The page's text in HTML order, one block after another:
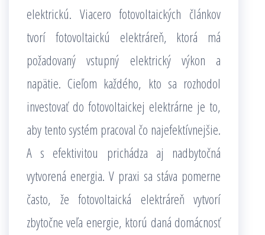
elektrickú. Viacero fotovoltaických článkov
tvorí fotovoltaickú elektráreň, ktorá má
požadovaný vstupný elektrický výkon a
napätie. Cieľom každého, kto sa rozhodol
investovať do fotovoltaickej elektrárne je to,
aby tento systém pracoval čo najefektívnejšie.
A s efektivitou prichádza aj nadbytočná
vytvorená energia. V praxi sa stáva pomerne
často, že fotovoltaická elektráreň vytvorí
zbytočne veľa energie, ktorú daná domácnosť